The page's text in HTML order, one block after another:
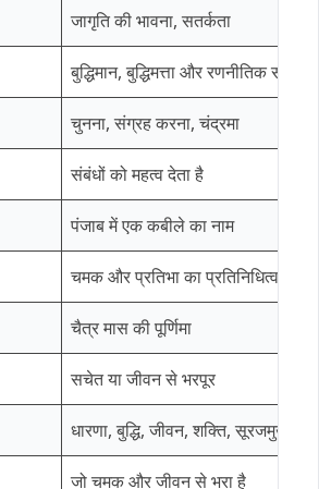
जागृति की भावना, सतर्कता
बुद्धिमान, बुद्धिमत्ता और रणनीतिक सोच
चुनना, संग्रह करना, चंद्रमा
संबंधों को महत्व देता है
पंजाब में एक कबीले का नाम
चमक और प्रतिभा का प्रतिनिधित्व
चैत्र मास की पूर्णिमा
सचेत या जीवन से भरपूर
धारणा, बुद्धि, जीवन, शक्ति, सूरजमुखी के
जो चमक और जीवन से भरा है